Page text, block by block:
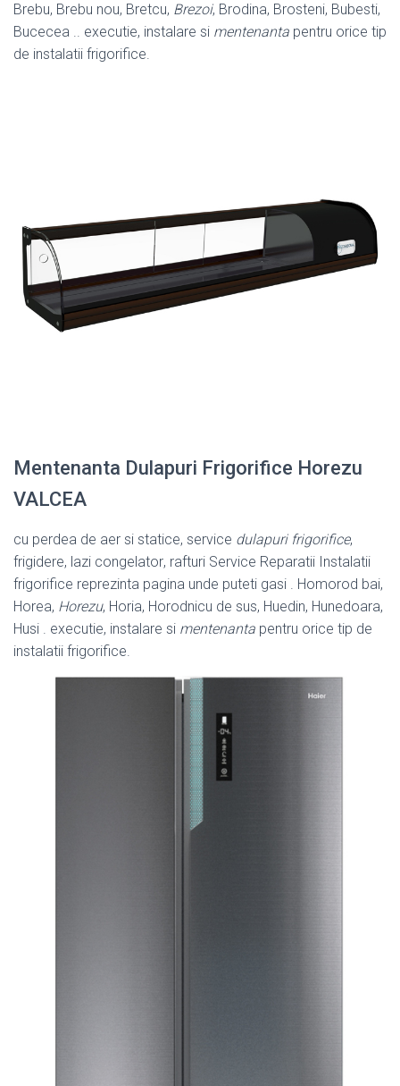
Brebu, Brebu nou, Bretcu, Brezoi, Brodina, Brosteni, Bubesti,
Bucecea .. executie, instalare si mentenanta pentru orice tip
de instalatii frigorifice.
Mentenanta Dulapuri Frigorifice Horezu
VALCEA
cu perdea de aer si statice, service dulapuri frigorifice,
frigidere, lazi congelator, rafturi Service Reparatii Instalatii
frigorifice reprezinta pagina unde puteti gasi . Homorod bai,
Horea, Horezu, Horia, Horodnicu de sus, Huedin, Hunedoara,
Husi . executie, instalare si mentenanta pentru orice tip de
instalatii frigorifice.